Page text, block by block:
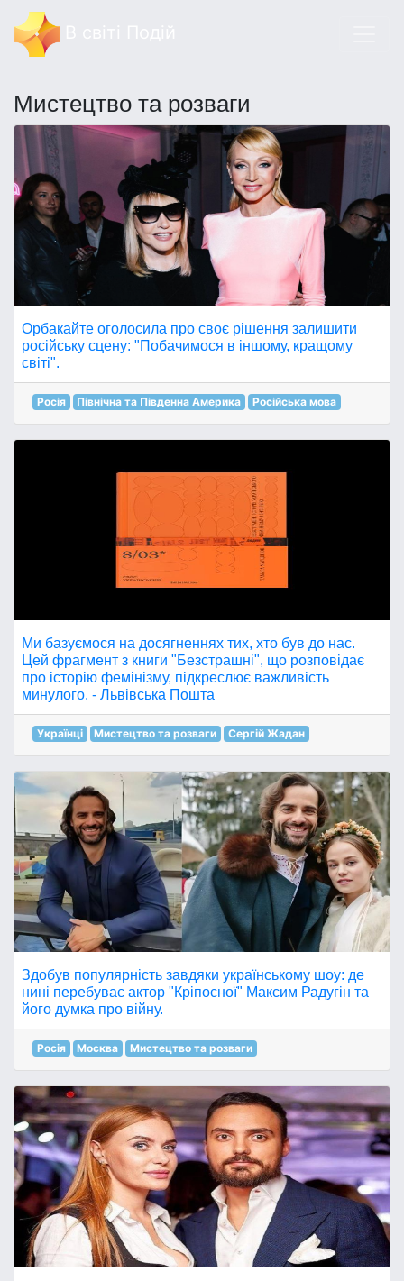
Мистецтво та розваги
Орбакайте оголосила про своє рішення залишити
російську сцену: "Побачимося в іншому, кращому
світі".
Росія Північна та Південна Америка Російська мова
Ми базуємося на досягненнях тих, хто був до нас.
Цей фрагмент з книги "Безстрашні", що розповідає
про історію фемінізму, підкреслює важливість
минулого. - Львівська Пошта
Українці Мистецтво та розваги Сергій Жадан
Здобув популярність завдяки українському шоу: де
нині перебуває актор "Кріпосної" Максим Радугін та
його думка про війну.
Росія Москва Мистецтво та розваги